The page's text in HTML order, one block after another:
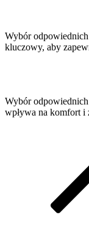
Wybór
kluczowy, aby
Wybór
wpływa na komfort